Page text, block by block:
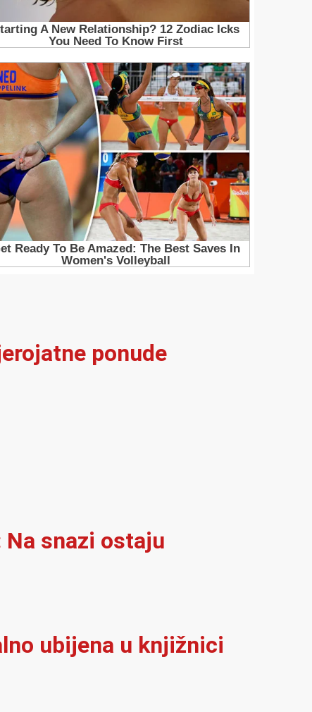
ponude
snazi ostaju
ubijena u knjižnici